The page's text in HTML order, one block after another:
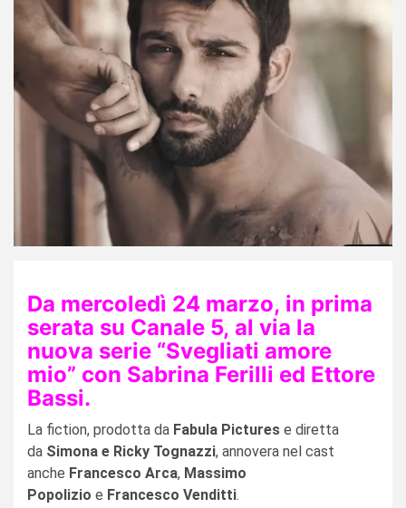
Da mercoledì 24 marzo, in prima
serata su Canale 5, al via la
nuova serie “Svegliati amore
mio” con Sabrina Ferilli ed Ettore
Bassi.
La fiction, prodotta da Fabula Pictures e diretta
da Simona e Ricky Tognazzi, annovera nel cast
anche Francesco Arca, Massimo
Popolizio e Francesco Venditti.